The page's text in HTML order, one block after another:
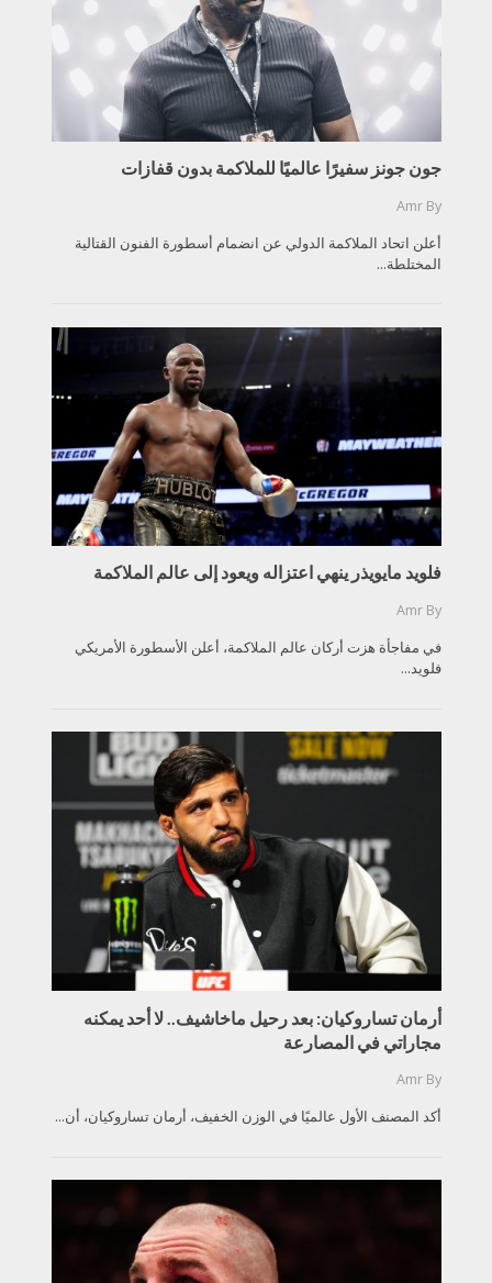
جون جونز سفيرًا عالميًا للملاكمة بدون قفازات
By
Amr
أعلن اتحاد الملاكمة الدولي عن انضمام أسطورة الفنون القتالية
المختلطة...
فلويد مايويذر ينهي اعتزاله ويعود إلى عالم الملاكمة
By
Amr
في مفاجأة هزت أركان عالم الملاكمة، أعلن الأسطورة الأمريكي
فلويد...
أرمان تساروكيان: بعد رحيل ماخاشيف.. لا أحد يمكنه
مجاراتي في المصارعة
By
Amr
أكد المصنف الأول عالميًا في الوزن الخفيف، أرمان تساروكيان، أن...